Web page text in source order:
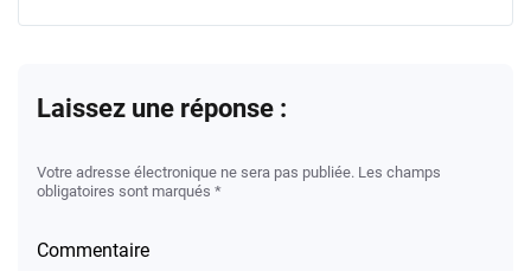
Laissez une réponse :
Votre adresse électronique ne sera pas publiée. Les champs
obligatoires sont marqués *
Commentaire